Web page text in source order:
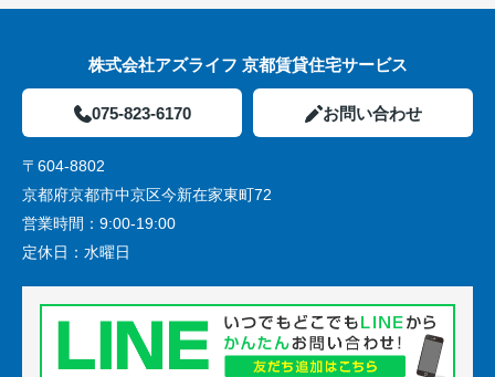
株式会社アズライフ 京都賃貸住宅サービス
075-823-6170 お問い合わせ
〒604-8802
京都府京都市中京区今新在家東町72
営業時間： 9:00-19:00
定休日： 水曜日